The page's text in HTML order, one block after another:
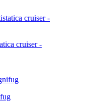
cruiser -